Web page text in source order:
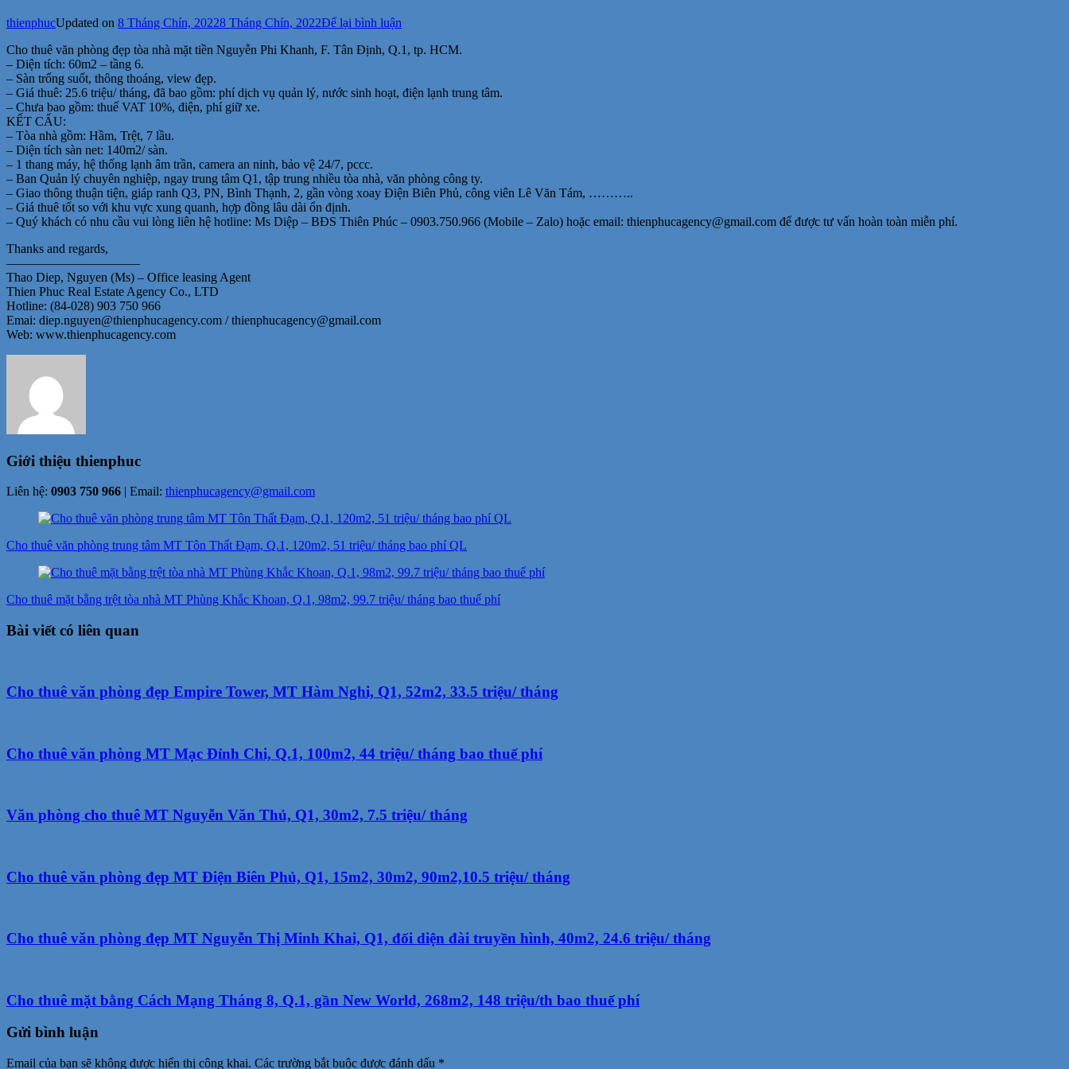
thienphucUpdated on 8 Tháng Chín, 20228 Tháng Chín, 2022Để lại bình luận
thuê
tòa
Q.1,
60m2,
triệu/
Cho thuê văn phòng đẹp tòa nhà mặt tiền Nguyễn Phi Khanh, F. Tân Định, Q.1, tp. HCM.
– Diện tích: 60m2 – tầng 6.
– Sàn trống suốt, thông thoáng, view đẹp.
– Giá thuê: 25.6 triệu/ tháng, đã bao gồm: phí dịch vụ quản lý, nước sinh hoạt, điện lạnh trung tâm.
– Chưa bao gồm: thuế VAT 10%, điện, phí giữ xe.
KẾT CẤU:
– Tòa nhà gồm: Hầm, Trệt, 7 lầu.
– Diện tích sàn net: 140m2/ sàn.
– 1 thang máy, hệ thống lạnh âm trần, camera an ninh, bảo vệ 24/7, pccc.
– Ban Quản lý chuyên nghiệp, ngay trung tâm Q1, tập trung nhiều tòa nhà, văn phòng công ty.
– Giao thông thuận tiện, giáp ranh Q3, PN, Bình Thạnh, 2, gần vòng xoay Điện Biên Phủ, công viên Lê Văn Tám, ………..
– Giá thuê tốt so với khu vực xung quanh, hợp đồng lâu dài ổn định.
– Quý khách có nhu cầu vui lòng liên hệ hotline: Ms Diệp – BĐS Thiên Phúc – 0903.750.966 (Mobile – Zalo) hoặc email: thienphucagency@gmail.com để được tư vấn hoàn toàn miễn phí.
Thanks and regards,
——————————–
Thao Diep, Nguyen (Ms) – Office leasing Agent
Thien Phuc Real Estate Agency Co., LTD
Hotline: (84-028) 903 750 966
Emai: diep.nguyen@thienphucagency.com / thienphucagency@gmail.com
Web: www.thienphucagency.com
Giới thiệu thienphuc
Liên hệ: 0903 750 966 | Email: thienphucagency@gmail.com
Điều
hướng
Cho thuê văn phòng trung tâm MT Tôn Thất Đạm, Q.1, 120m2, 51 triệu/ tháng bao phí QL
Cho thuê mặt bằng trệt tòa nhà MT Phùng Khắc Khoan, Q.1, 98m2, 99.7 triệu/ tháng bao thuế phí
Bài viết có liên quan
Cho thuê văn phòng đẹp Empire Tower, MT Hàm Nghi, Q1, 52m2, 33.5 triệu/ tháng
Cho thuê văn phòng MT Mạc Đỉnh Chi, Q.1, 100m2, 44 triệu/ tháng bao thuế phí
Văn phòng cho thuê MT Nguyễn Văn Thủ, Q1, 30m2, 7.5 triệu/ tháng
Cho thuê văn phòng đẹp MT Điện Biên Phủ, Q1, 15m2, 30m2, 90m2,10.5 triệu/ tháng
Cho thuê văn phòng đẹp MT Nguyễn Thị Minh Khai, Q1, đối diện đài truyền hình, 40m2, 24.6 triệu/ tháng
Cho thuê mặt bằng Cách Mạng Tháng 8, Q.1, gần New World, 268m2, 148 triệu/th bao thuế phí
Gửi bình luận
Email của bạn sẽ không được hiển thị công khai. Các trường bắt buộc được đánh dấu *